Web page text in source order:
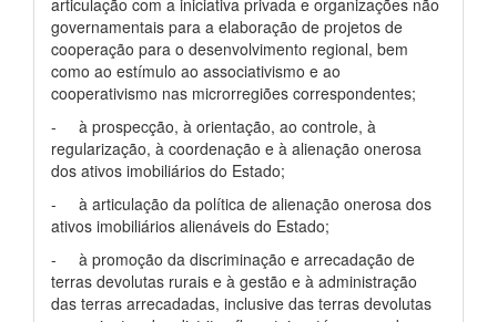
governamentais para a elaboração de projetos de
cooperação para o desenvolvimento regional, bem
como ao estímulo ao associativismo e ao
cooperativismo nas microrregiões correspondentes;
- à prospecção, à orientação, ao controle, à
regularização, à coordenação e à alienação onerosa
dos ativos imobiliários do Estado;
- à articulação da política de alienação onerosa dos
ativos imobiliários alienáveis do Estado;
- à promoção da discriminação e arrecadação de
terras devolutas rurais e à gestão e à administração
das terras arrecadadas, inclusive das terras devolutas